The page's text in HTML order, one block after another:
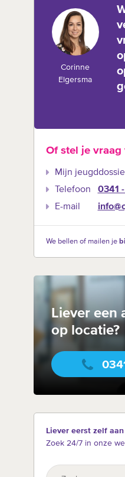
Corinne
Elgersma
Of stel je vraag
Mijn
Telefoon
0341
E-mail
We bellen of mailen je
Liever een
op locatie?
Liever eerst zelf
Zoek 24/7 in onze